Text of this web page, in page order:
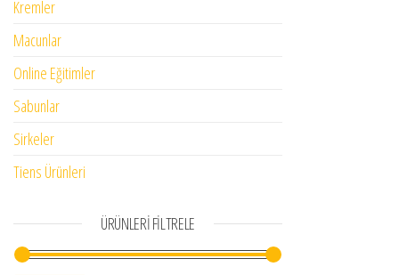
Kremler
Macunlar
Online Eğitimler
Sabunlar
Sirkeler
Tiens Ürünleri
ÜRÜNLERI FILTRELE